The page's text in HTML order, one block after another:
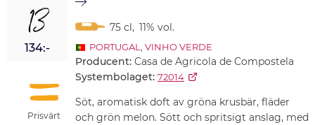
13
134:-
Prisvärt
75 cl, 11% vol.
PORTUGAL VINHO VERDE
Producent: Casa de Agricola de Compostela
Systembolaget: 72014
Söt, aromatisk doft av gröna krusbär, fläder
och grön melon. Sött och spritsigt anslag, med